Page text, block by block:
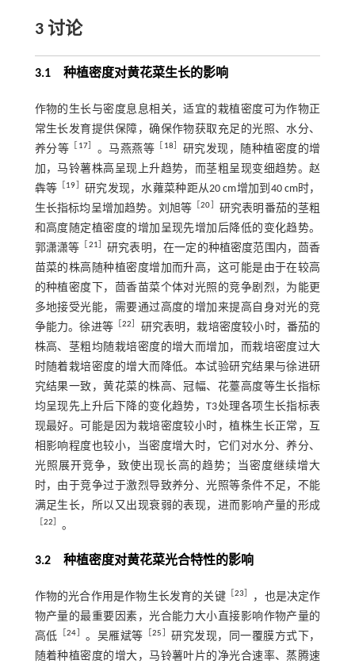
3 讨论
3.1 种植密度对黄花菜生长的影响
作物的生长与密度息息相关，适宜的栽植密度可为作物正
常生长发育提供保障，确保作物获取充足的光照、水分、
养分等
17］ 。马燕燕等 18
研究发现，随种植密度的增
加，马铃薯株高呈现上升趋势，而茎粗呈现变细趋势。赵
犇等
19 ］研究发现，水蕹菜种距从20 cm增加到40 cm时，
生长指标均呈增加趋势。刘旭等 ［20
研究表明番茄的茎粗
和高度随定植密度的增加呈现先增加后降低的变化趋势。
郭潇潇等
21
研究表明，在一定的种植密度范围内，茴香
苗菜的株高随种植密度增加而升高，这可能是由于在较高
的种植密度下，茴香苗菜个体对光照的竞争剧烈，为能更
多地接受光能，需要通过高度的增加来提高自身对光的竞
争能力。徐进等［22
研究表明，栽培密度较小时，番茄的
株高、茎粗均随栽培密度的增大而增加，而栽培密度过大
时随着栽培密度的增大而降低。本试验研究结果与徐进研
究结果一致，黄花菜的株高、冠幅、花薹高度等生长指标
均呈现先上升后下降的变化趋势，T3处理各项生长指标表
现最好。可能是因为栽培密度较小时，植株生长正常，互
相影响程度也较小，当密度增大时，它们对水分、养分、
光照展开竞争，致使出现长高的趋势；当密度继续增大
时，由于竞争过于激烈导致养分、光照等条件不足，不能
满足生长，所以又出现衰弱的表现，进而影响产量的形成
22 。
3.2 种植密度对黄花菜光合特性的影响
作物的光合作用是作物生长发育的关键［23
，也是决定作
物产量的最重要因素，光合能力大小直接影响作物产量的
高低 ［24 。吴雁斌等 ［25 ］研究发现，同一覆膜方式下，
随着种植密度的增大，马铃薯叶片的净光合速率、蒸腾速